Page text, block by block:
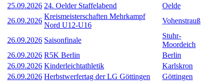
25.09.2026 24. Oelder Staffelabend
Oelde
26.09.2026
Kreismeisterschaften Mehrkampf
Nord U12-U16
Vohenstrauß
26.09.2026 Saisonfinale
Stuhr-
Moordeich
26.09.2026 R5K Berlin
Berlin
26.09.2026 Kinderleichtathletik
Karlskron
26.09.2026 Herbstwerfertag der LG Göttingen
Göttingen